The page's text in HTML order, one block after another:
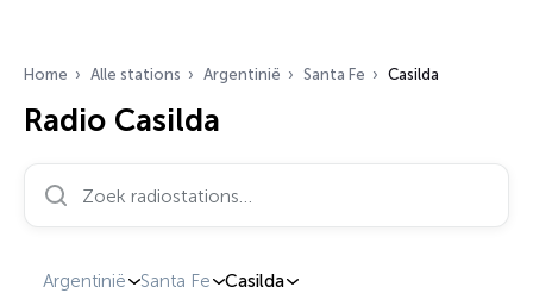
Home Alle stations Argentinië Santa Fe Casilda
Radio Casilda
Zoek radiostations…
Argentinië Santa Fe Casilda